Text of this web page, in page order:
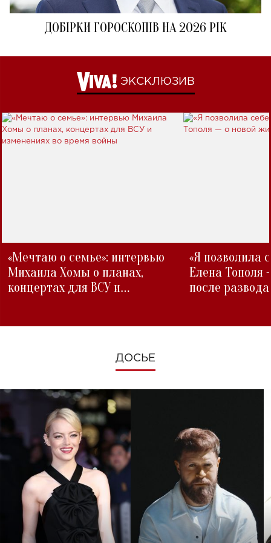
ДОБІРКИ ГОРОСКОПІВ НА 2026 РІК
ЭКСКЛЮЗИВ
«Мечтаю о семье»: интервью
Михаила Хомы о планах,
концертах для ВСУ и
«Я позволила
Елена Тополя
после развода
ДОСЬЕ